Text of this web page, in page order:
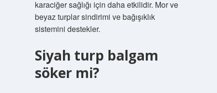
karaciğer sağlığı için daha etkilidir. Mor ve
beyaz turplar sindirimi ve bağışıklık
sistemini destekler.
Siyah turp balgam
söker mi?